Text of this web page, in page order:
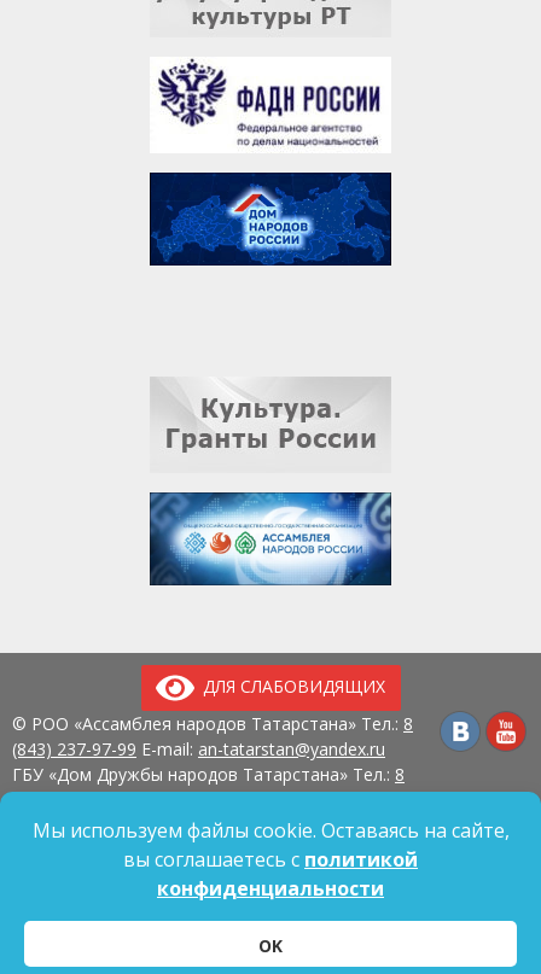
ДЛЯ СЛАБОВИДЯЩИХ
© РОО «Ассамблея народов Татарстана» Тел.: 8
(843) 237-97-99 E-mail: an-tatarstan@yandex.ru
ГБУ «Дом Дружбы народов Татарстана» Тел.: 8
420107, г. Казань, ул. Павлюхина, д. 57
Политика обработки персональных данных
Согласие на обработку персональных данных
Мы используем файлы cookie. Оставаясь на сайте,
вы соглашаетесь с политикой
конфиденциальности
OK